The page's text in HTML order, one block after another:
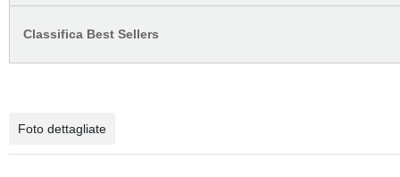
Classifica Best Sellers
Foto dettagliate